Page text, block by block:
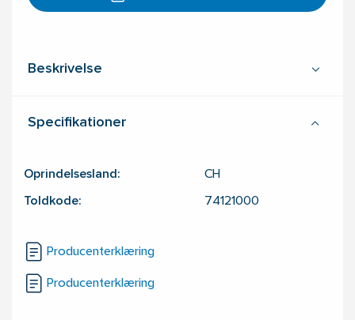
Beskrivelse
Specifikationer
Oprindelsesland: CH
Toldkode: 74121000
Producenterklæring
Producenterklæring